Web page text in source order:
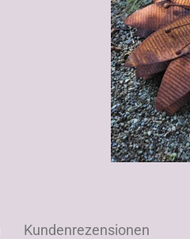
Kundenrezensionen